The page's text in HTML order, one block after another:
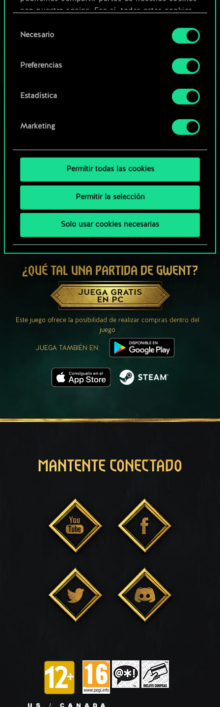
con nuestro socios. Eso sí, todas estas cookies
Encontrarás todos los detalles sobre nuestro uso
preferencias al respecto en el menú «Ajustes» de
deNecesario
Preferencias
Estadística
Marketing
Permitir todas las cookies
Permitir la selección
Solo usar cookies necesarias
Editar baraja
Explorar las barajas de la
¿QUÉ TAL UNA PARTIDA DE GWENT?
JUEGA GRATIS
EN PC
Este juego ofrece la posibilidad de realizar compras dentro del
juego
JUEGA TAMBIÉN EN:
MANTENTE CONECTADO